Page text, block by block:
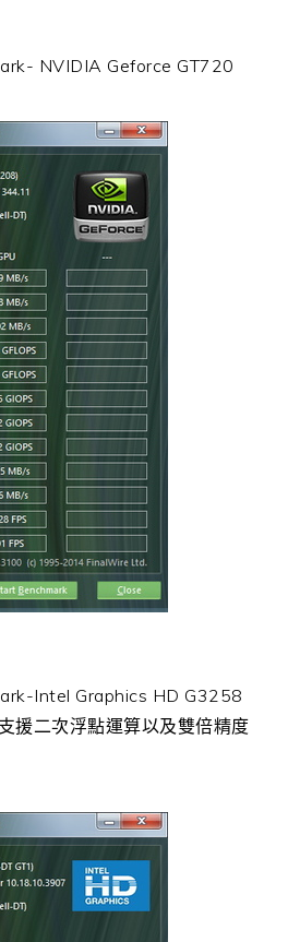
NVIDIA Geforce GT720
Intel Graphics HD G3258
援二次浮點運算以及雙倍精度